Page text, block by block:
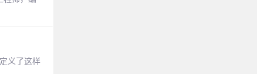
义了这样